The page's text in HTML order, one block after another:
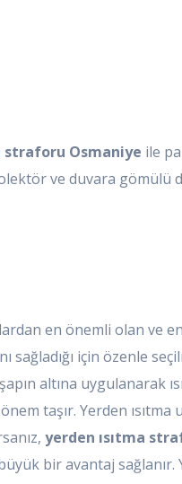
straforu Osmaniye ile
ve duvara gömülü
en önemli olan ve
sağladığı için özenle
altına uygulanarak ısı
taşır. Yerden ısıtma
yerden ısıtma
bir avantaj sağlanır.